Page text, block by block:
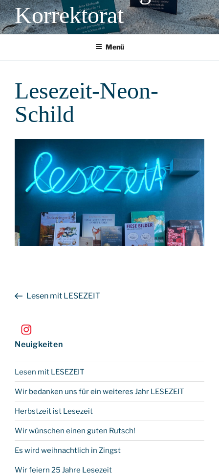
Korrektorat
Menü
Lesezeit-Neon-
Schild
Vorheriger
Lesen mit LESEZEIT
Neuigkeiten
Lesen mit LESEZEIT
Wir bedanken uns für ein weiteres Jahr LESEZEIT
Herbstzeit ist Lesezeit
Wir wünschen einen guten Rutsch!
Es wird weihnachtlich in Zingst
Wir feiern 25 Jahre Lesezeit